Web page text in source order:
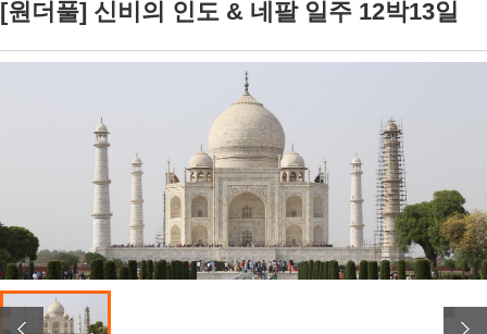
[원더풀] 신비의 인도 & 네팔 일주 12박13일